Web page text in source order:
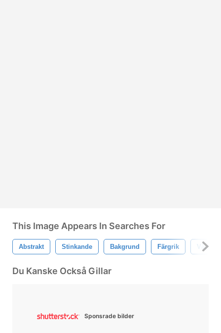
This Image Appears In Searches For
Abstrakt Stinkande Bakgrund Färgrik Våg
Du Kanske Också Gillar
Sponsrade bilder